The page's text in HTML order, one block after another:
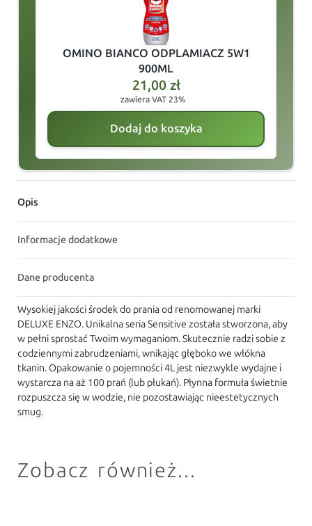
OMINO BIANCO ODPLAMIACZ 5W1
900ML
21,00 zł
zawiera VAT 23%
Dodaj do koszyka
Opis
Informacje dodatkowe
Dane producenta
Wysokiej jakości środek do prania od renomowanej marki
DELUXE ENZO. Unikalna seria Sensitive została stworzona, aby
w pełni sprostać Twoim wymaganiom. Skutecznie radzi sobie z
codziennymi zabrudzeniami, wnikając głęboko we włókna
tkanin. Opakowanie o pojemności 4L jest niezwykle wydajne i
wystarcza na aż 100 prań (lub płukań). Płynna formuła świetnie
rozpuszcza się w wodzie, nie pozostawiając nieestetycznych
smug.
Zobacz również...